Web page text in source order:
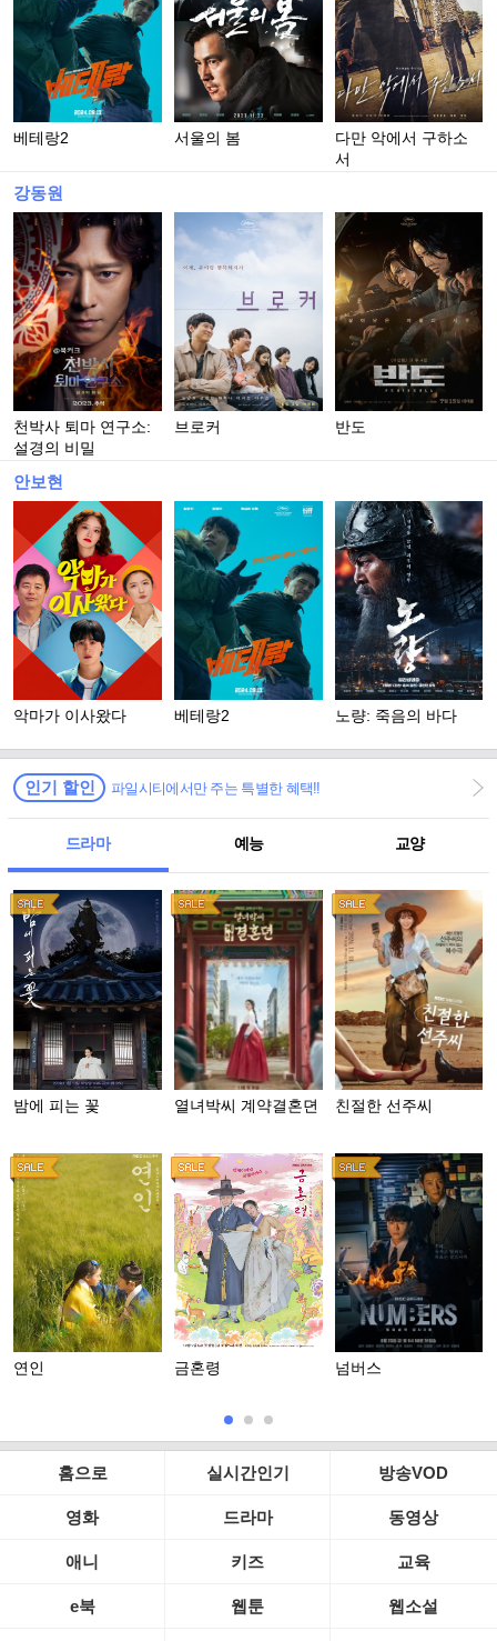
베테랑2 서울의 봄
다만 악에서 구하소
서
강동원
천박사 퇴마 연구소:
설경의 비밀
브로커 반도
안보현
악마가 이사왔다 베테랑2 노량: 죽음의 바다
인기 할인 파일시티에서만 주는 특별한 혜택!!
드라마 예능 교양
밤에 피는 꽃 열녀박씨 계약결혼뎐 친절한 선주씨
연인 금혼령 넘버스
홈으로 실시간인기 방송VOD
영화 드라마 동영상
애니 키즈 교육
e북 웹툰 웹소설